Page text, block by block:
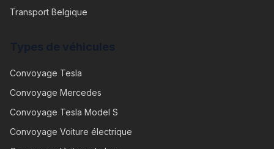
Transport Belgique
Convoyage Tesla
Convoyage Mercedes
Convoyage Tesla Model S
Convoyage Voiture électrique